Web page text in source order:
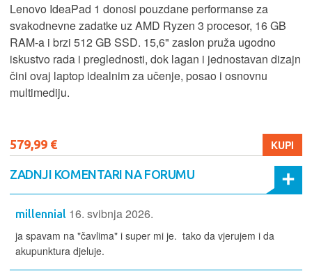
Lenovo IdeaPad 1 donosi pouzdane performanse za
svakodnevne zadatke uz AMD Ryzen 3 procesor, 16 GB
RAM-a i brzi 512 GB SSD. 15,6" zaslon pruža ugodno
iskustvo rada i preglednosti, dok lagan i jednostavan dizajn
čini ovaj laptop idealnim za učenje, posao i osnovnu
multimediju.
579,99 € KUPI
ZADNJI KOMENTARI NA FORUMU
millennial 16. svibnja 2026.
ja spavam na "čavlima" i super mi je. tako da vjerujem i da
akupunktura djeluje.